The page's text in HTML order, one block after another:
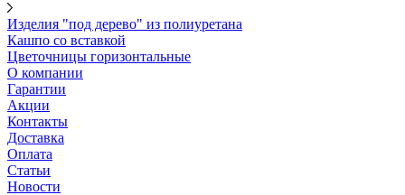
Изделия "под дерево" из полиуретана
Кашпо со вставкой
Цветочницы горизонтальные
О компании
Гарантии
Акции
Контакты
Доставка
Оплата
Статьи
Новости